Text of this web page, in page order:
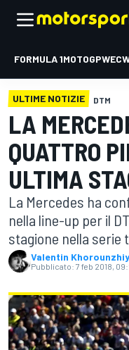
FORMULA 1MOTOGPWEC
ULTIME NOTIZIE DTM
LA
QUATTRO
ULTIMA
La Mercedes ha
nella line-up per il
stagione nella serie
Valentin Khorounzhiy
Pubblicato: 7 feb 2018,